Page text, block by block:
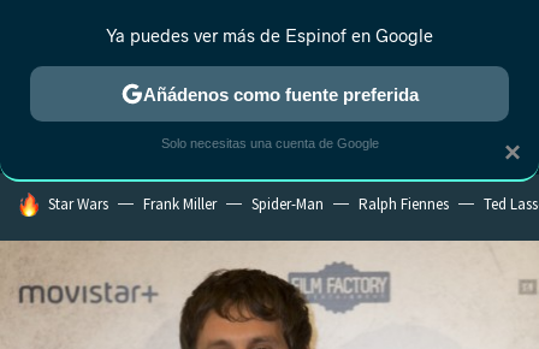
MENÚ NUEVO
ESTRENOS REALITY ANIME RANKINGS CINE
HOY SE HABLA DE
Star Wars Frank Miller Spider-Man Ralph Fiennes Ted
×
Ya puedes ver más de Espinof en Google
Añádenos como fuente preferida
Solo necesitas una cuenta de Google